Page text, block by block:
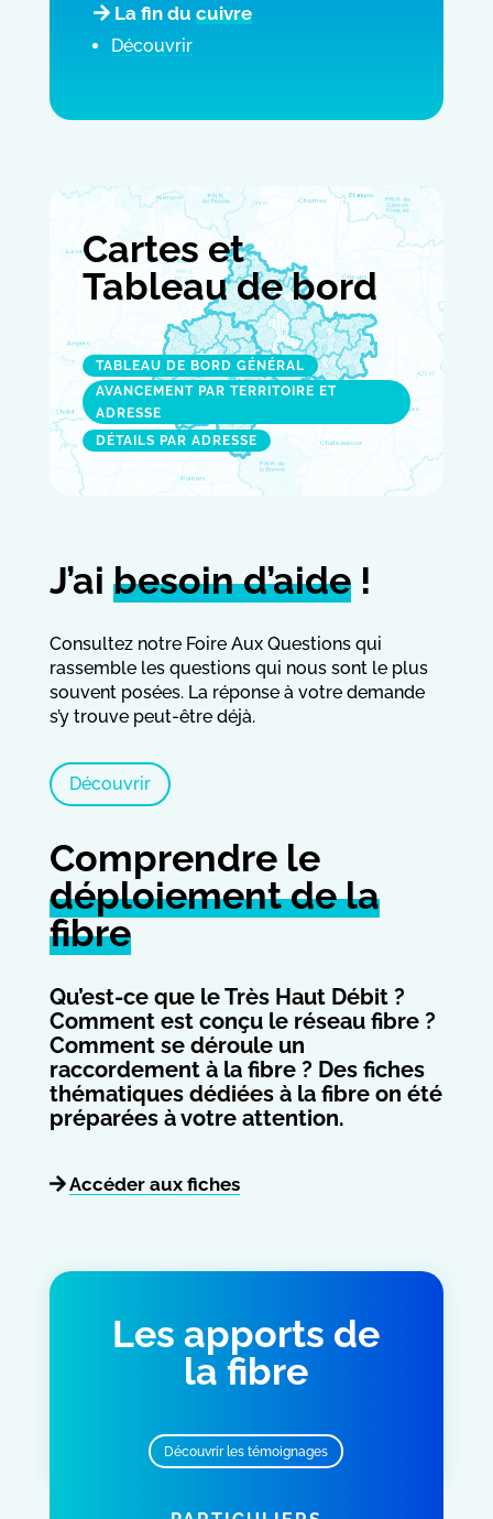
La fin du cuivre
Découvrir
Cartes et
Tableau de bord
TABLEAU DE BORD GÉNÉRAL
AVANCEMENT PAR TERRITOIRE ET
ADRESSE
DÉTAILS PAR ADRESSE
J’ai besoin d’aide!
Consultez notre Foire Aux Questions qui
rassemble les questions qui nous sont le plus
souvent posées. La réponse à votre demande
s’y trouve peut-être déjà.
Découvrir
Comprendre le
déploiement de la
fibre
Qu’est-ce que le Très Haut Débit ?
Comment est conçu le réseau fibre ?
Comment se déroule un
raccordement à la fibre ? Des fiches
thématiques dédiées à la fibre on été
préparées à votre attention.
Accéder aux fiches
Les apports de
la fibre
Découvrir les témoignages